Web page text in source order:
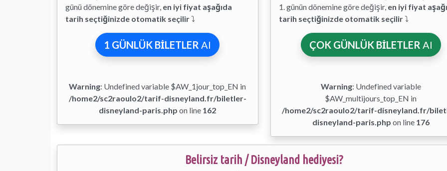
günü dönemine göre değişir, en iyi fiyat aşağıda
tarih seçtiğinizde otomatik seçilir⤵
1 GÜNLÜK BİLETLER Al
Warning: Undefined variable $AW_1jour_top_EN in
/home2/sc2raoulo2/tarif-disneyland.fr/biletler-
disneyland-paris.php on line 162
1. günün dönemine göre değişir, en iyi fiyat
tarih seçtiğinizde otomatik seçilir⤵
ÇOK GÜNLÜK BİLETLER Al
Warning: Undefined variable
$AW_multijours_top_EN in
/home2/sc2raoulo2/tarif-disneyland.fr/
disneyland-paris.php on line 176
Belirsiz tarih / Disneyland hediyesi?